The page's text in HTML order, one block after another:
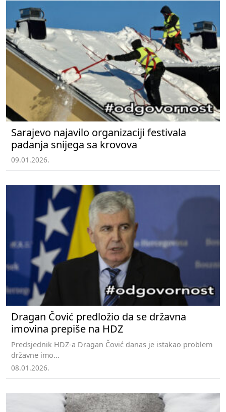
Sarajevo najavilo organizaciji festivala
padanja snijega sa krovova
09.01.2026.
Dragan Čović predložio da se državna
imovina prepiše na HDZ
Predsjednik HDZ-a Dragan Čović danas je istakao problem
državne imo...
08.01.2026.